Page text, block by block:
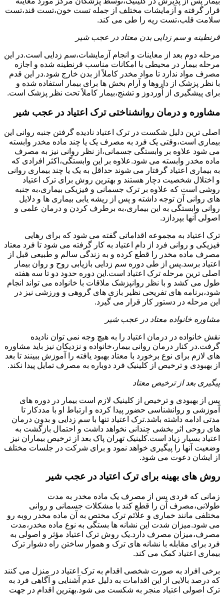
قرار گرفته و آزمایشات مختلف از جمله تست خون،تست قند،تست
سلامت قلب،تست ریه را طی می کند.
قرنطینه و سم زدایی بدن معتاد در عجب شیر
مرحله دوم بعد از معاینات و انجام آزمایشات،سم زدایی است.در این
مرحله بیمار در محیطی با امکانات مناسب قرنطینه شده و اجازه
مصرف مواد ندارد تا مواد مخدر کاملاً از بدن خارج شود.در این قدم
با نظر پزشک از داروها و آرام بخش ها برای بیمار استفاده شده و
برای پیشگیری از اُوردوز و تشنج،بیمار کاملاً تحت نظر پزشک است.
مشاوره و درمان روانشناختی ترک اعتیاد در عجب شیر
اصلی ترین دلیل شکست در ترک اعتیاد نادیده گرفتن جنبه روانی این
بیماری است،وقتی یک فرد به مصرف یک یا چند ماده مخدر وابسته
می شود علاوه بر وابستگی جسمانی،از نظر روانی نیز به مصرف
ماده مخدر وابسته می شود.علاوه بر این وابستگی،اکثر افرادی که
به بیماری اعتیاد گرفتار می شوند حداقل به یک یا چند بیماری روانی
و اختلال شخصیت دچار هستند و بهترین روش برای ترک اعتیاد
روشی است که علاوه بر ترک جسمانی و فیزیکی بیماری،به جنبه
های روانی آن توجه داشته و پس از ریشه یابی بیماری ها و دلایل
روانی وابستگی به این بیماری،به برطرف کردن و درمان علمی و
اصولی آنها بپردازد.
ترک اعتیاد به مجموعه اقداماتی گفته می شود که برای رهایی
فیزیکی و روانی فرد از دام اعتیاد به کار گرفته می شود تا فرد معتاد
مصرف ماده مخدر را قطع کرده و به زندگی سالم و طبیعی قبل از
اعتیاد برسد.پس از طی دوره سم زدایی بازیابی روح و روان بیمار
اصلی ترین مرحله ترک اعتیاد است.این دوره حدود دو تا سه هفته
طول می کشد و با نظر روانپزشک ملاقات با خانواده می تواند انجام
شود،برنامه های تفریحی نظیر بازی های گروهی و ورزشی نیز در
این مرحله در دستور کار قرار می گیرد.
مشاوره خانواده معتاد در عجب شیر
نقش خانواده در درمان اعتیاد را به هیچ وجه نمی توان نادیده
گرفت.در کنار درمان روانی بیمار،خانواده و نزدیکان نیز باید مشاوره
های لازم برای نوع برخورد با معتاد بهبود یافته را آموزش ببینند تا بعد
از بهبودی و ترخیص از کلینیک فرد دوباره به مصرف تمایل پیدا نکند.
پیگیری بعد از ترخیص معتاد
پس از بهبودی و ترخیص از کلینیک لازم است بیمار در دوره های
آموزشی و روانشناسی حضور پیدا کرده و ارتباط او با مددکار تا
مدتی ادامه داشته باشد.ترک اعتیاد تنها با سم زدایی و بدون درمان
های روحی اثر بخشی چندانی نخواهد داشت و احتمال بازگشت به
اعتیاد بسیار زیاد است.کلینیک تهران پاک بعد از ترخیص بیماران نیز
وضعیت آنها را پیگیری خواهد نمود و برای شرکت در جلسات مختلف
از ایشان دعوت می شود.
روش های بهینه برای ترک اعتیاد در عجب شیر
زمانی که فردی پس از مصرف یک ماده مخدر به مدت
طولانی،مصرف آن را قطع کند با مشکلات جسمانی و روانی
مختلفی مانند خماری و علائم ترک مختص به آن ماده مخدر روبه رو
می شود.میزان شدت این نشانه ها بستگی به نوع ماده مخدر،مدت
مصرف،میزان مصرف دارد.یک روش ترک اعتیاد مؤثر و اصولی به
فرد برای مقابله با نشانه های ترک و هموار ساختن راه دشوار ترک
بیماری اعتیاد کمک می کند.
برخی افراد به صورت شخصی اقدام به ترک اعتیاد در منزل می کنند
که درصد بالایی از این اقدامات به دلیل عدم آشنایی و آگاهی فرد به
ترک اصولی اعتیاد منجر به شکست می شود.بهترین اقدام در جهت